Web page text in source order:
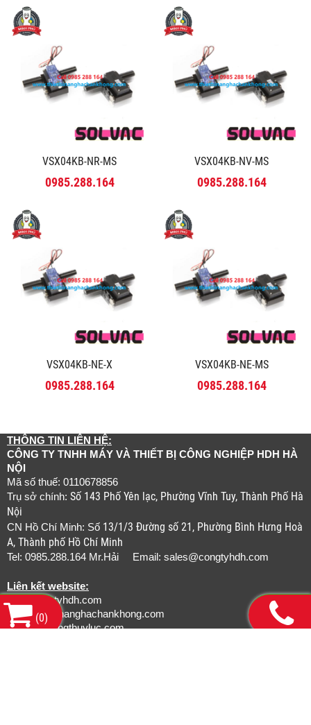
VSX04KB-NR-MS
0985.288.164
VSX04KB-NV-MS
0985.288.164
VSX04KB-NE-X
0985.288.164
VSX04KB-NE-MS
0985.288.164
THÔNG TIN LIÊN HỆ:
CÔNG TY TNHH MÁY VÀ THIẾT BỊ CÔNG NGHIỆP HDH HÀ
NỘI
Mã số thuế: 0110678856
Trụ sở chính: Số 143 Phố Yên lạc, Phường Vĩnh Tuy, Thành Phố Hà
Nội
CN Hồ Chí Minh: Số 13/1/3 Đường số 21, Phường Bình Hưng Hoà
A, Thành phố Hồ Chí Minh
Tel: 0985.288.164 Mr.Hải Email: sales@congtyhdh.com
Liên kết website:
www.congtyhdh.com
www.thietbinanghachankhong.com
www.bamongthuyluc.com
(0)